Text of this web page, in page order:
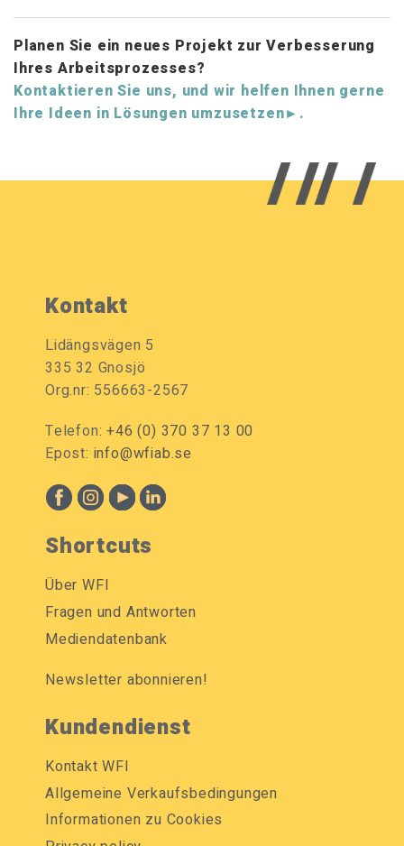
Planen Sie ein neues Projekt zur Verbesserung
Ihres Arbeitsprozesses?
Kontaktieren Sie uns, und wir helfen Ihnen gerne
Ihre Ideen in Lösungen umzusetzen► .
Kontakt
Lidängsvägen 5
335 32 Gnosjö
Org.nr: 556663-2567
Telefon:+46 (0) 370 37 13 00
Epost: info@wfiab.se
Shortcuts
Über WFI
Fragen und Antworten
Mediendatenbank
Newsletter abonnieren!
Kundendienst
Kontakt WFI
Allgemeine Verkaufsbedingungen
Informationen zu Cookies